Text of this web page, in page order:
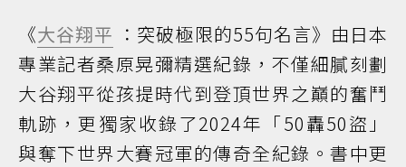
《大谷翔平 ：突破極限的55句名言》由日本
專業記者桑原晃彌精選紀錄，不僅細膩刻劃
大谷翔平從孩提時代到登頂世界之巔的奮鬥
軌跡，更獨家收錄了2024年「50轟50盜」
與奪下世界大賽冠軍的傳奇全紀錄。書中更